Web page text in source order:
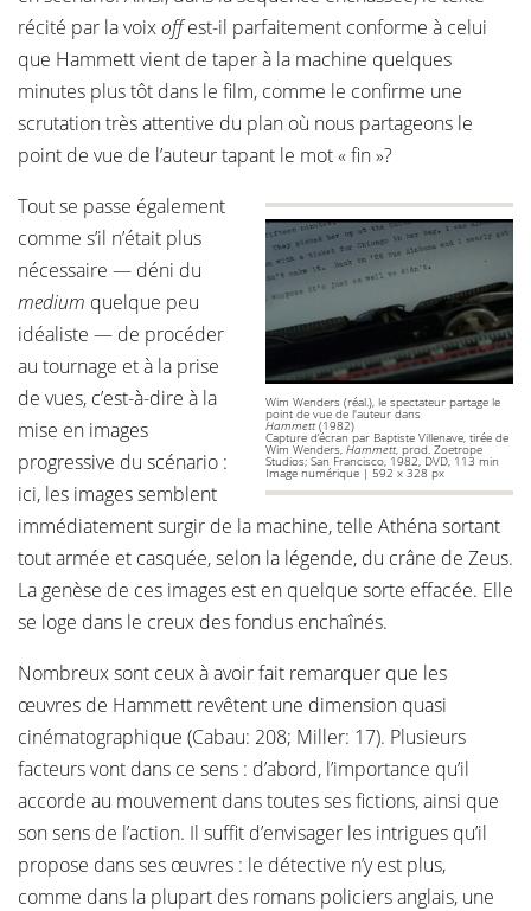
récité par la voixoffest-il parfaitement conforme à celui
que Hammett vient de taper à la machine quelques
minutes plus tôt dans le film, comme le confirme une
scrutation très attentive du plan où nous partageons le
point de vue de l’auteur tapant le mot « fin »?
Wim Wenders (réal.), le spectateur partage le
point de vue de l'auteur dans
Hammett(1982)
Capture d’écran par Baptiste Villenave, tirée de
Wim Wenders, Hammett, prod. Zoetrope
Studios; San Francisco, 1982, DVD, 113 min
Image numérique | 592 x 328 px
Tout se passe également
comme s’il n’était plus
nécessaire — déni du
medium quelque peu
idéaliste — de procéder
au tournage et à la prise
de vues, c’est-à-dire à la
mise en images
progressive du scénario :
ici, les images semblent
immédiatement surgir de la machine, telle Athéna sortant
tout armée et casquée, selon la légende, du crâne de Zeus.
La genèse de ces images est en quelque sorte effacée. Elle
se loge dans le creux des fondus enchaînés.
Nombreux sont ceux à avoir fait remarquer que les
œuvres de Hammett revêtent une dimension quasi
cinématographique (Cabau: 208; Miller: 17). Plusieurs
facteurs vont dans ce sens : d’abord, l’importance qu’il
accorde au mouvement dans toutes ses fictions, ainsi que
son sens de l’action. Il suffit d’envisager les intrigues qu’il
propose dans ses œuvres : le détective n’y est plus,
comme dans la plupart des romans policiers anglais, une